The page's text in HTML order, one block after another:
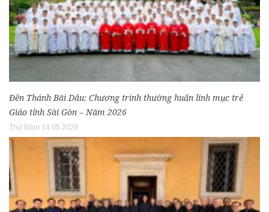
Đền Thánh Bãi Dâu: Chương trình thường huấn linh mục trẻ
Giáo tỉnh Sài Gòn – Năm 2026
Thứ Năm 14.05.2026